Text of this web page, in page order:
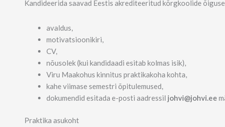
Kandideerida saavad Eestis akrediteeritud kõrgkoolide
avaldus,
motivatsioonikiri,
CV,
nõusolek (kui kandidaadi esitab kolmas isik),
Viru Maakohus kinnitus praktikakoha kohta,
kahe viimase semestri õpitulemused,
dokumendid esitada e-posti aadressil johvi@johvi.ee
Praktika asukoht